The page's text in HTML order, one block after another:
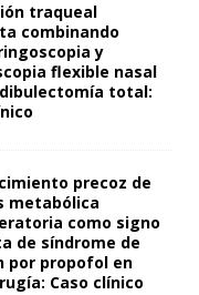
traqueal
combinando
y
flexible nasal
total:
precoz de
metabólica
como signo
de síndrome de
por propofol en
Caso clínico